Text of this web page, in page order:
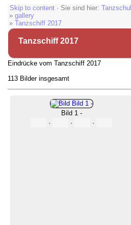
Skip to content · Sie sind hier:
» gallery
» Tanzschiff 2017
Tanzschiff 2017
Eindrücke vom Tanzschiff 2017
113 Bilder insgesamt
Bild 1 -
·
· ·